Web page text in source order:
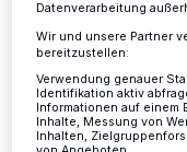
I n Erkrath
Stein
Beleuchtung
Datenverarbeitung
Wir und unsere Partner
bereitzustellen:
Verwendung genauer
Identifikation aktiv
Informationen auf einem
Inhalte, Messung von
Inhalten,